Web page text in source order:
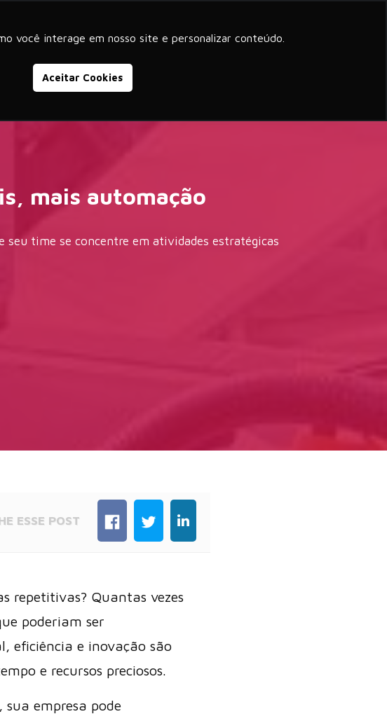
você interage em nosso site e personalizar conteúdo.
Aceitar Cookies
Blog Cases de Sucesso
mais automação
time se concentre em atividades estratégicas
ESSE POST
repetitivas? Quantas vezes
poderiam ser
eficiência e inovação são
e recursos preciosos.
, sua empresa pode